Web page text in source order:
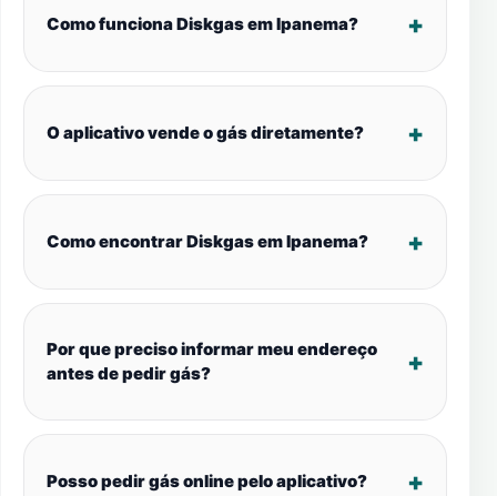
Como funciona Diskgas em Ipanema?
O aplicativo vende o gás diretamente?
Como encontrar Diskgas em Ipanema?
Por que preciso informar meu endereço
antes de pedir gás?
Posso pedir gás online pelo aplicativo?